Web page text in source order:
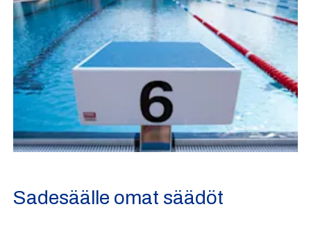
Sadesäälle omat säädöt